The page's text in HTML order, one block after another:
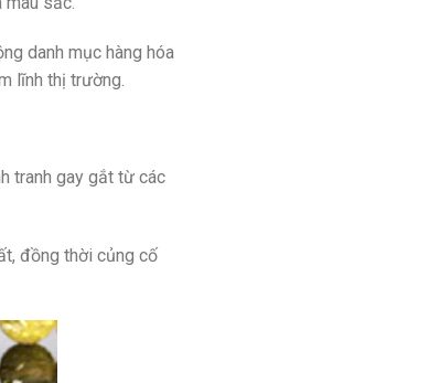
danh mục hàng hóa
lĩnh thị trường.
tranh gay gắt từ các
đồng thời củng cố